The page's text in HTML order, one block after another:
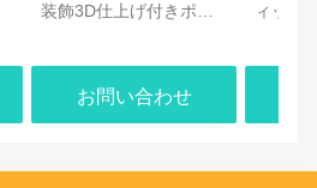
装飾3D仕上げ付きポリ
お問い合わせ
ィック
ネル